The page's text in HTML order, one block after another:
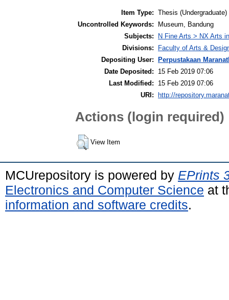
Item Type: Thesis (Undergraduate)
Uncontrolled Keywords:
Museum, Bandung
Subjects:
N Fine Arts > NX Arts
Divisions:
Faculty of Arts &
Depositing User:
Perpustakaan
Date Deposited:
15 Feb 2019 07:06
Last Modified:
15 Feb 2019 07:06
URI:
http://
Actions (login required)
View Item
MCUrepository is powered by EPrints
Electronics and Computer Science at
information and software credits.